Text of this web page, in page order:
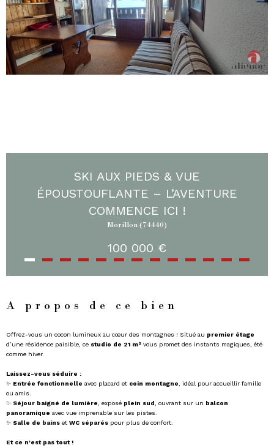
SKI AUX PIEDS & VUE
ÉPOUSTOUFLANTE – L’AVENTURE
COMMENCE ICI !
Morillon (74440)
100 000 €
A propos de ce bien
Offrez-vous un cocon lumineux au cœur des montagnes ! Situé au premier étage
d’une résidence paisible, ce studio de 21 m² vous promet des instants magiques, été
comme hiver.
Laissez-vous séduire :
✨ Entrée fonctionnelle avec placard et coin montagne, idéal pour accueillir famille
ou amis.
✨ Séjour baigné de lumière, exposé plein sud, ouvrant sur un balcon
panoramique avec vue imprenable sur les pistes.
✨ Salle de bains et WC séparés pour plus de confort.
Et ce n'est pas tout !